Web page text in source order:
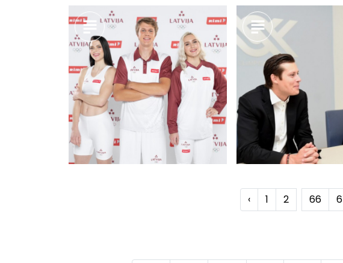
‹ 1 2 66